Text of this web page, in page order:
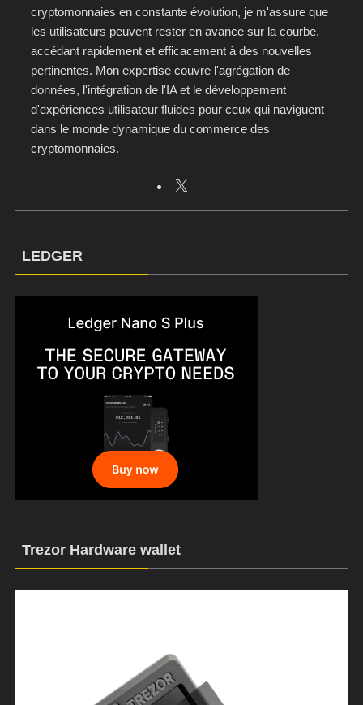
cryptomonnaies en constante évolution, je m'assure que
les utilisateurs peuvent rester en avance sur la courbe,
accédant rapidement et efficacement à des nouvelles
pertinentes. Mon expertise couvre l'agrégation de
données, l'intégration de l'IA et le développement
d'expériences utilisateur fluides pour ceux qui naviguent
dans le monde dynamique du commerce des
cryptomonnaies.
LEDGER
Trezor Hardware wallet